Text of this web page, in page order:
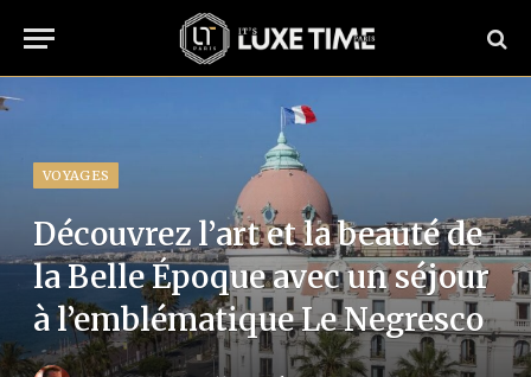
VOYAGES
Découvrez l’art et la beauté de
la Belle Époque avec un séjour
à l’emblématique Le Negresco